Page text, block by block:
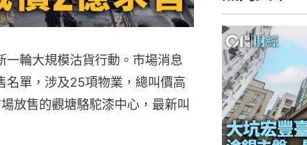
輪大規模沽貨行動。市場消息
名單，涉及25項物業，總叫價高
放售的觀塘駱駝漆中心，最新叫